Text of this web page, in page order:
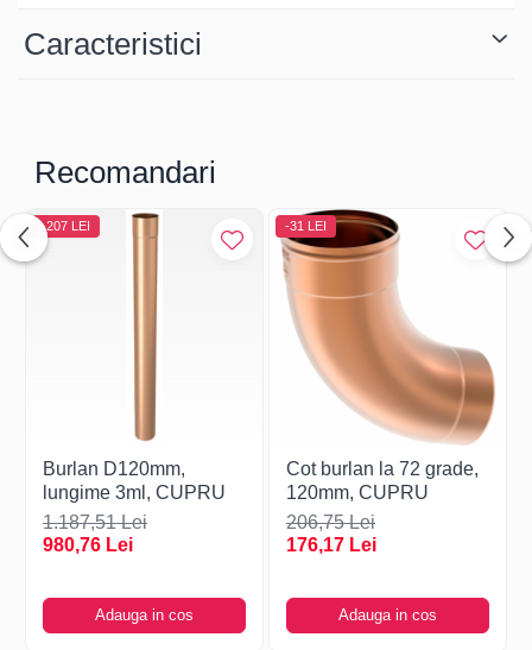
Caracteristici
Recomandari
-207 LEI
Burlan D120mm,
lungime 3ml, CUPRU
1.187,51 Lei
980,76 Lei
Adauga in cos
-31 LEI
Cot burlan la 72 grade,
120mm, CUPRU
206,75 Lei
176,17 Lei
Adauga in cos